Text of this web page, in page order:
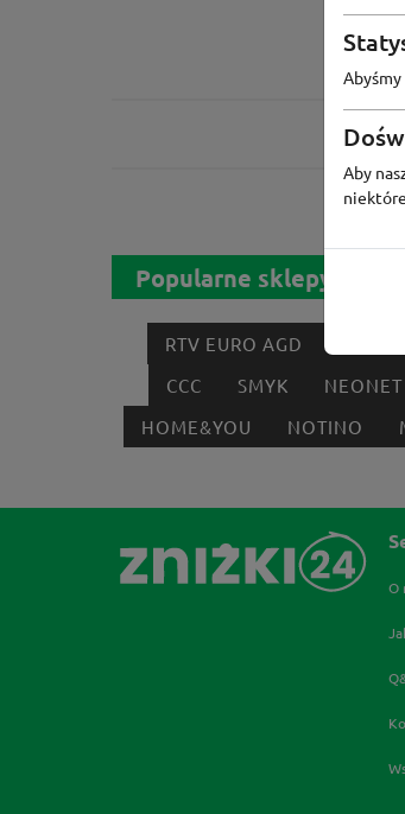
Popularne sklepy
RTV EURO AGD
CCC
SMYK NEONET
HOME&YOU
NOTINO
O
Aby